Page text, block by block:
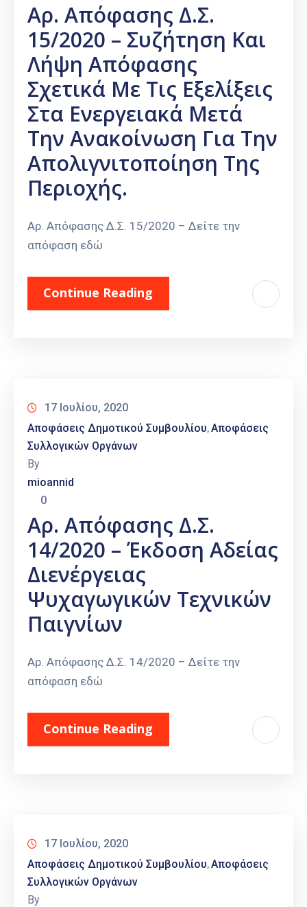
Αρ. Απόφασης Δ.Σ.
15/2020 – Συζήτηση Και
Λήψη Απόφασης
Σχετικά Με Τις Εξελίξεις
Στα Ενεργειακά Μετά
Την Ανακοίνωση Για Την
Απολιγνιτοποίηση Της
Περιοχής.
Αρ. Απόφασης Δ.Σ. 15/2020 – Δείτε την
απόφαση εδώ
Continue Reading
17 Ιουλίου, 2020
Αποφάσεις Δημοτικού Συμβουλίου‚Αποφάσεις
Συλλογικών Οργάνων
By
mioannid
0
Αρ. Απόφασης Δ.Σ.
14/2020 – Έκδοση Αδείας
Διενέργειας
Ψυχαγωγικών Τεχνικών
Παιγνίων
Αρ. Απόφασης Δ.Σ. 14/2020 – Δείτε την
απόφαση εδώ
Continue Reading
17 Ιουλίου, 2020
Αποφάσεις Δημοτικού Συμβουλίου‚Αποφάσεις
Συλλογικών Οργάνων
By